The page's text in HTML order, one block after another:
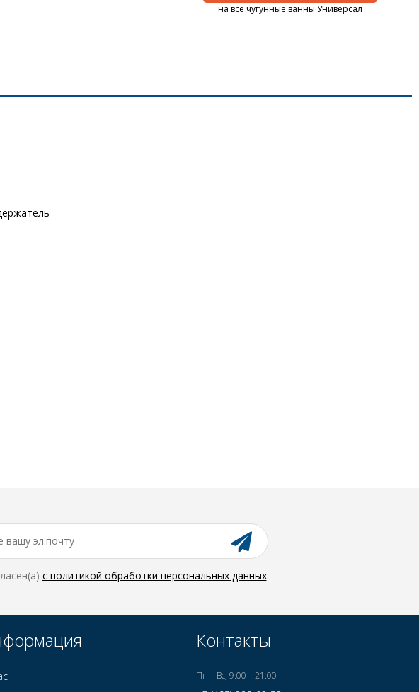
на все чугунные ванны Универсал
с политикой обработки персональных данных
Контакты
Пн—Вс, 9:00—21:00